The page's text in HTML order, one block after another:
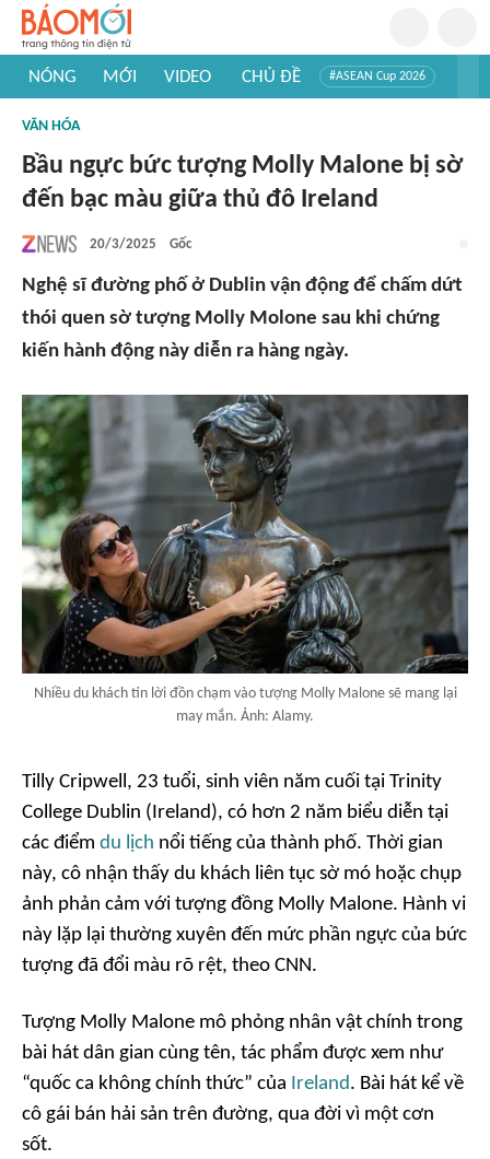
NÓNG MỚI VIDEO CHỦ ĐỀ #ASEAN Cup 2026
#Khám phá thế giới
VĂN HÓA
Bầu ngực bức tượng Molly Malone bị sờ
đến bạc màu giữa thủ đô Ireland
20/3/2025 Gốc
Nghệ sĩ đường phố ở Dublin vận động để chấm dứt
thói quen sờ tượng Molly Molone sau khi chứng
kiến hành động này diễn ra hàng ngày.
Nhiều du khách tin lời đồn chạm vào tượng Molly Malone sẽ mang lại
may mắn. Ảnh: Alamy.
Tilly Cripwell, 23 tuổi, sinh viên năm cuối tại Trinity
College Dublin (Ireland), có hơn 2 năm biểu diễn tại
các điểm du lịch nổi tiếng của thành phố. Thời gian
này, cô nhận thấy du khách liên tục sờ mó hoặc chụp
ảnh phản cảm với tượng đồng Molly Malone. Hành vi
này lặp lại thường xuyên đến mức phần ngực của bức
tượng đã đổi màu rõ rệt, theo CNN.
Tượng Molly Malone mô phỏng nhân vật chính trong
bài hát dân gian cùng tên, tác phẩm được xem như
“quốc ca không chính thức” của Ireland. Bài hát kể về
cô gái bán hải sản trên đường, qua đời vì một cơn
sốt.